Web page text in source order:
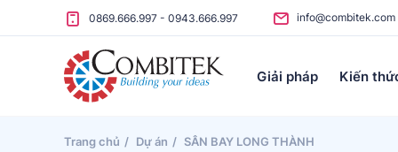
Skip to content
0869.666.997 - 0943.666.997 info@combitek.com
Giải pháp Kiến
Trang chủ Dự án SÂN BAY LONG THÀNH